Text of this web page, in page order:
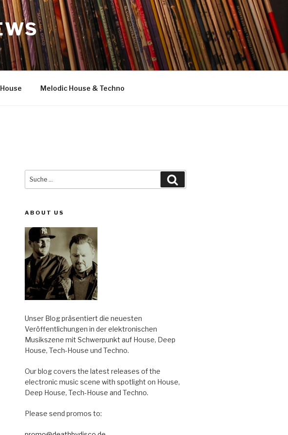
House Melodic House & Techno
Suche
ABOUT US
Unser Blog präsentiert die neuesten
Veröffentlichungen in der elektronischen
Musikszene mit Schwerpunkt auf House, Deep
House, Tech-House und Techno.
Our blog covers the latest releases of the
electronic music scene with spotlight on House,
Deep House, Tech-House and Techno.
Please send promos to: